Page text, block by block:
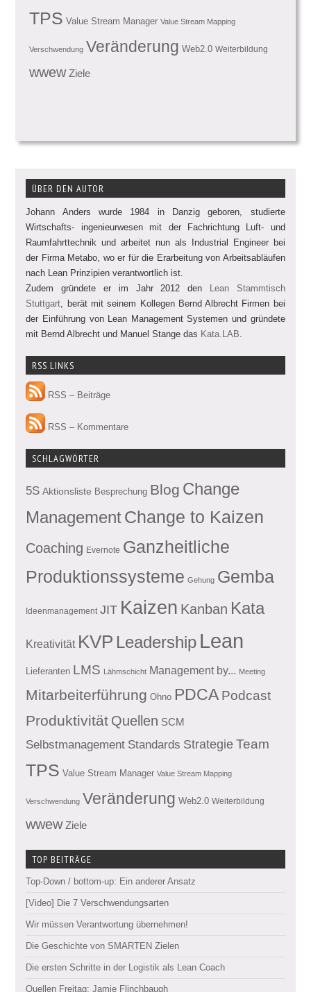
TPS Value Stream Manager Value Stream Mapping
Verschwendung Veränderung Web2.0 Weiterbildung
wwew Ziele
ÜBER DEN AUTOR
Johann Anders wurde 1984 in Danzig geboren, studierte
Wirtschafts- ingenieurwesen mit der Fachrichtung Luft- und
Raumfahrttechnik und arbeitet nun als Industrial Engineer bei
der Firma Metabo, wo er für die Erarbeitung von Arbeitsabläufen
nach Lean Prinzipien verantwortlich ist.
Zudem gründete er im Jahr 2012 den Lean Stammtisch
Stuttgart , berät mit seinem Kollegen Bernd Albrecht Firmen bei
der Einführung von Lean Management Systemen und gründete
mit Bernd Albrecht und Manuel Stange das Kata.LAB
RSS LINKS
RSS – Beiträge
RSS – Kommentare
SCHLAGWÖRTER
5S Aktionsliste Besprechung Blog Change
ManagementChange to Kaizen
Coaching Evernote Ganzheitliche
Produktionssysteme Gehung Gemba
Ideenmanagement JIT Kaizen Kanban Kata
Kreativität KVP Leadership Lean
Lieferanten LMS Lähmschicht Management by... Meeting
Mitarbeiterführung Ohno PDCA Podcast
Produktivität Quellen SCM
Selbstmanagement Standards Strategie Team
TPS Value Stream Manager Value Stream Mapping
Verschwendung Veränderung Web2.0 Weiterbildung
wwew Ziele
TOP BEITRÄGE
Top-Down / bottom-up: Ein anderer Ansatz
[Video] Die 7 Verschwendungsarten
Wir müssen Verantwortung übernehmen!
Die Geschichte von SMARTEN Zielen
Die ersten Schritte in der Logistik als Lean Coach
Quellen Freitag: Jamie Flinchbaugh